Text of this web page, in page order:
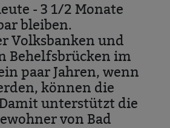
- 3 1/2 Monate
bleiben.
Volksbanken und
Behelfsbrücken im
paar Jahren, wenn
können die
unterstützt die
von Bad